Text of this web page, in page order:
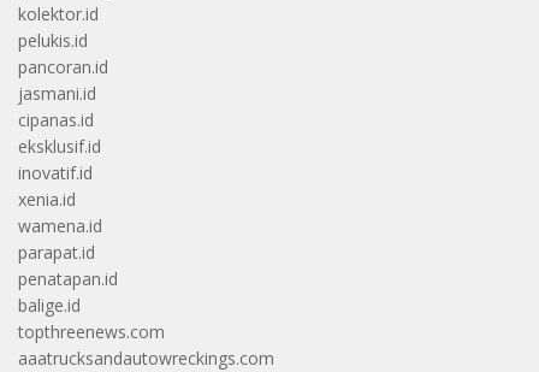
kolektor.id
pelukis.id
pancoran.id
jasmani.id
cipanas.id
eksklusif.id
inovatif.id
xenia.id
wamena.id
parapat.id
penatapan.id
balige.id
topthreenews.com
aaatrucksandautowreckings.com